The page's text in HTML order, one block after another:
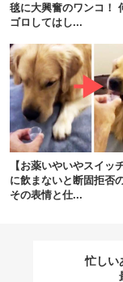
毯に大興奮のワンコ！
ゴロしてはし...
【お薬いやいやスイッ
に飲まないと断固拒否
その表情と仕...
忙しい
いぬ部